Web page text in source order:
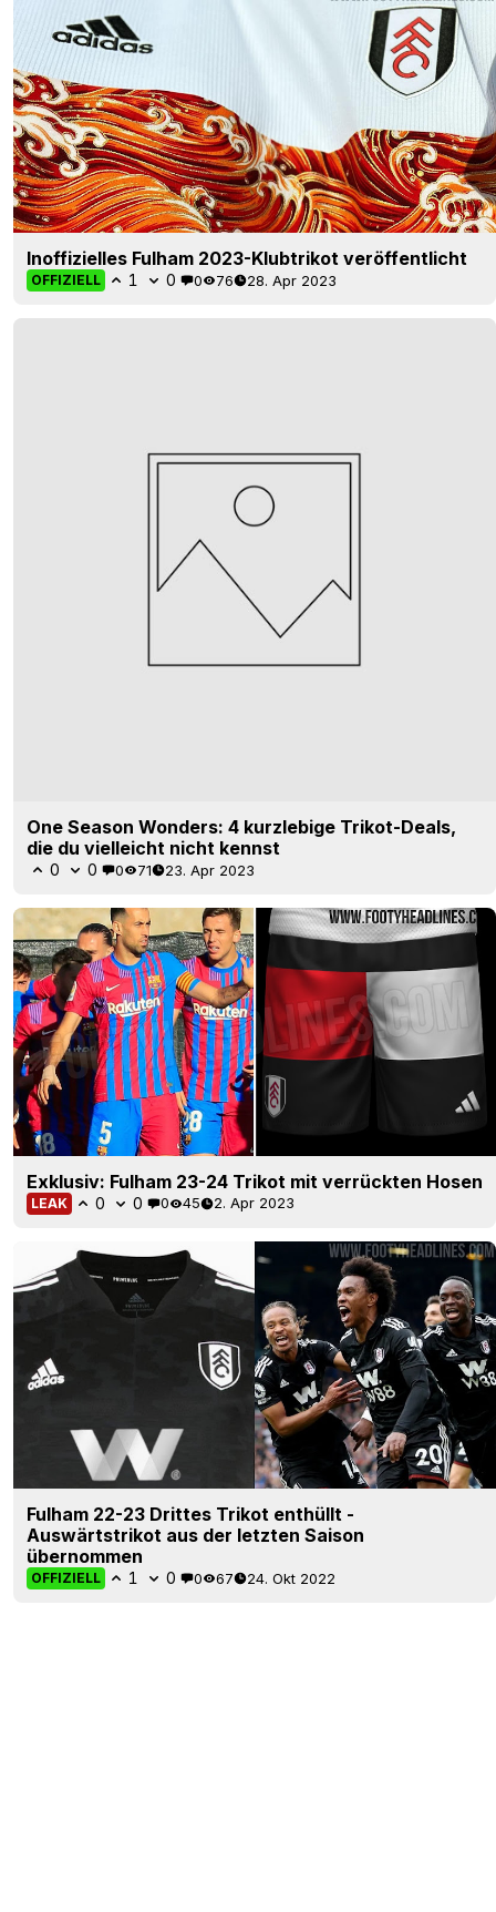
Inoffizielles Fulham 2023-Klubtrikot veröffentlicht
OFFIZIELL 1 0 0 76 28. Apr 2023
One Season Wonders: 4 kurzlebige Trikot-Deals,
die du vielleicht nicht kennst
0 0 0 71 23. Apr 2023
Exklusiv: Fulham 23-24 Trikot mit verrückten Hosen
LEAK 0 0 0 45 2. Apr 2023
Fulham 22-23 Drittes Trikot enthüllt -
Auswärtstrikot aus der letzten Saison
übernommen
OFFIZIELL 1 0 0 67 24. Okt 2022